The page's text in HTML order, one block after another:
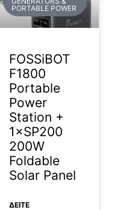
PORTABLE POWER
FOSSiBOT
F1800
Portable
Power
Station +
1×SP200
200W
Foldable
Solar Panel
ΔΕΊΤΕ